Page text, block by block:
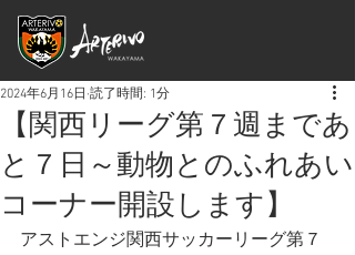
【関西リーグ第７週まであ
と７日～動物とのふれあい
コーナー開設します】
2024年6月16日 読了時間: 1分
アストエンジ関西サッカーリーグ第７